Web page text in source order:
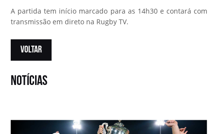
A partida tem início marcado para as 14h30 e contará com
transmissão em direto na Rugby TV.
VOLTAR
notícias